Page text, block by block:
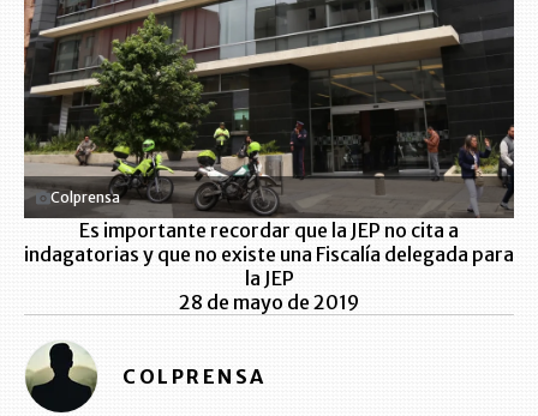
Colprensa
Es importante recordar que la JEP no cita a
indagatorias y que no existe una Fiscalía delegada para
la JEP
28 de mayo de 2019
COLPRENSA